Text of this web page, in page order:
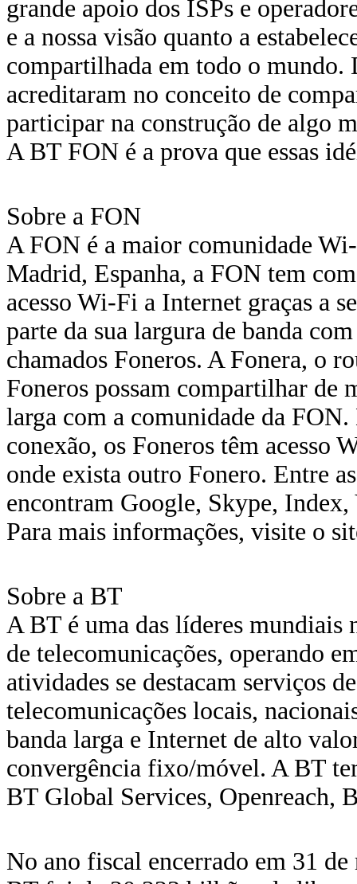
grande apoio dos ISPs e
e a nossa visão quanto a
compartilhada em todo o mundo.
acreditaram no conceito de
participar na construção de algo
A BT FON é a prova que essas
Sobre a FON
A FON é a maior comunidade
Madrid, Espanha, a FON tem
acesso Wi-Fi a Internet graças a
parte da sua largura de banda
chamados Foneros. A Fonera, o
Foneros possam compartilhar de
larga com a comunidade da
conexão, os Foneros têm acesso
onde exista outro Fonero. Entre
encontram Google, Skype,
Para mais informações, visite o
Sobre a BT
A BT é uma das líderes mundiais
de telecomunicações, operando
atividades se destacam serviços
telecomunicações locais,
banda larga e Internet de alto
convergência fixo/móvel. A BT
BT Global Services, Openreach,
No ano fiscal encerrado em 31